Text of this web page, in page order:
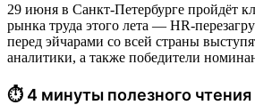
29 июня в Санкт-Петербурге пройдёт
рынка труда этого лета — HR-
перед эйчарами со всей страны
аналитики, а также победители
⏱ 4 минуты полезного чтения